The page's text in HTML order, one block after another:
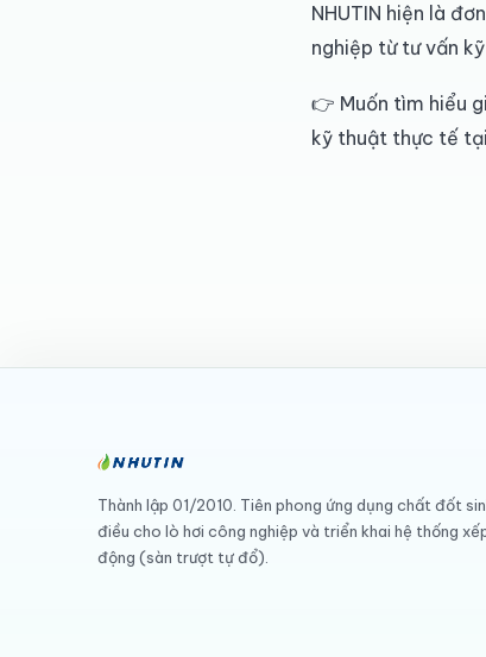
NHUTIN hiện là
nghiệp từ tư vấn
👉 Muốn tìm hiểu
kỹ thuật thực tế
Thành lập 01/2010. Tiên phong ứng dụng chất đốt
điều cho lò hơi công nghiệp và triển khai hệ thống
động (sàn trượt tự đổ).